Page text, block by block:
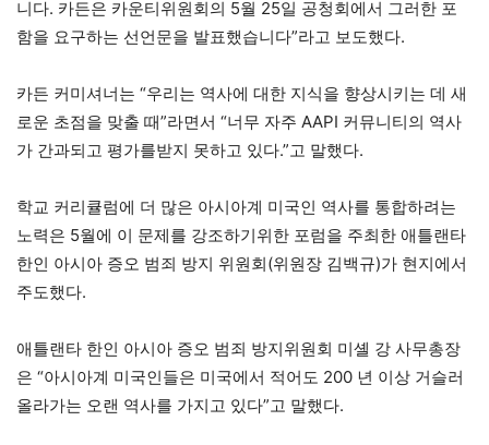
니다. 카든은 카운티위원회의 5월 25일 공청회에서 그러한 포
함을 요구하는 선언문을 발표했습니다”라고 보도했다.
카든 커미셔너는 “우리는 역사에 대한 지식을 향상시키는 데 새
로운 초점을 맞출 때”라면서 “너무 자주 AAPI 커뮤니티의 역사
가 간과되고 평가를받지 못하고 있다.”고 말했다.
학교 커리큘럼에 더 많은 아시아계 미국인 역사를 통합하려는
노력은 5월에 이 문제를 강조하기위한 포럼을 주최한 애틀랜타
한인 아시아 증오 범죄 방지 위원회(위원장 김백규)가 현지에서
주도했다.
애틀랜타 한인 아시아 증오 범죄 방지위원회 미셸 강 사무총장
은 “아시아계 미국인들은 미국에서 적어도 200 년 이상 거슬러
올라가는 오랜 역사를 가지고 있다”고 말했다.